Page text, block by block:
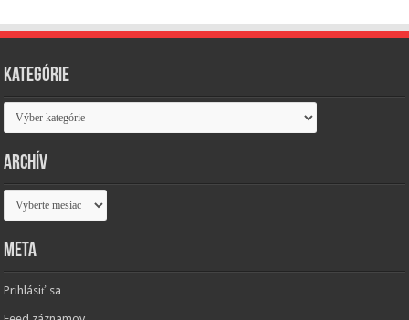
Kategórie
Kategórie
Archív
Archív
Meta
Prihlásiť sa